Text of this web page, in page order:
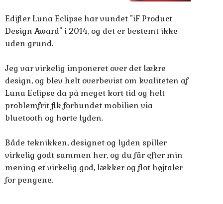
Edifier Luna Eclipse har vundet "iF Product
Design Award" i 2014, og det er bestemt ikke
uden grund.
Jeg var virkelig imponeret over det lækre
design, og blev helt overbevist om kvaliteten af
Luna Eclipse da på meget kort tid og helt
problemfrit fik forbundet mobilien via
bluetooth og hørte lyden.
Både teknikken, designet og lyden spiller
virkelig godt sammen her, og du får efter min
mening et virkelig god, lækker og flot højtaler
for pengene.